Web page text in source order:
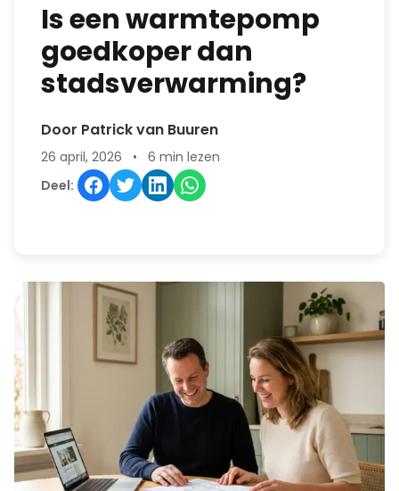
Is een warmtepomp
goedkoper dan
stadsverwarming?
Door Patrick van Buuren
26 april, 2026 •
6 min lezen
Deel: